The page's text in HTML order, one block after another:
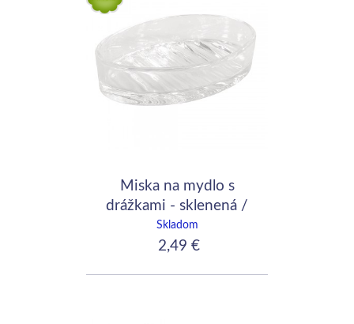
Miska na mydlo s
drážkami - sklenená /
13x9x3cm
Skladom
2,49 €